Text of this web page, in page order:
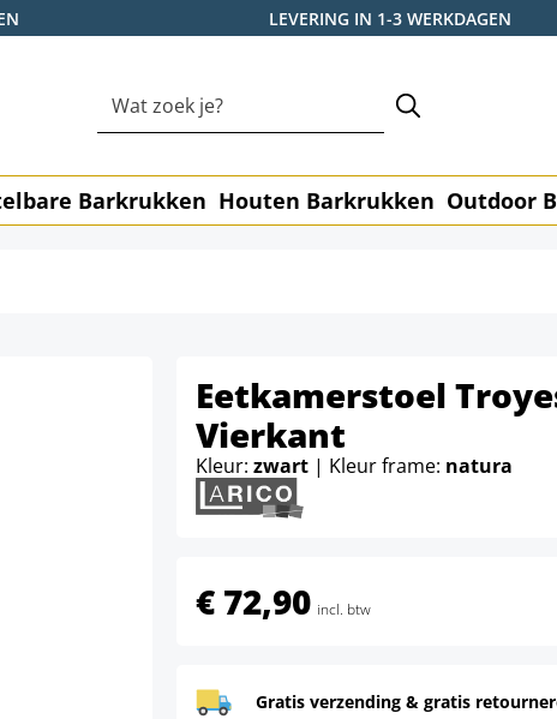
LEVERING IN 1-3 WERKDAGEN
Barkrukken Houten Barkrukken Outdoor
Eetkamerstoel
Vierkant
Kleur: zwart | Kleur frame: natura
€ 72,90 incl. btw
Gratis verzending & gratis